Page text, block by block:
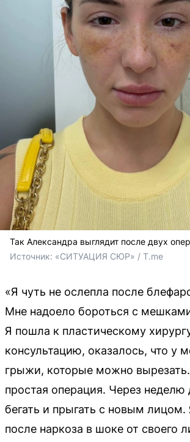
Так Александра выглядит после двух
Источник: «СИТУАЦИЯ СЮР» / T.me
«Я чуть не ослепла после
Мне надоело бороться с
Я пошла к пластическому
консультацию, оказалось, что у
грыжи, которые можно
простая операция. Через
бегать и прыгать с новым
после наркоза в шоке от своего